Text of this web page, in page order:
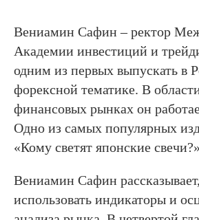
Вениамин Сафин – ректор
Академии инвестиций и
одним из первых выпускать в
форексной тематике. В
финансовых рынках он
Одно из самых популярных
«Кому светят японские
Вениамин Сафин
использовать индикаторы и